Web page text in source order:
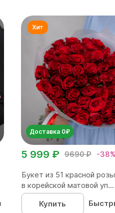
Доставка 0₽
9690 ₽ -38%
5 999 ₽
Букет из 51 красной
в корейской матовой уп...
Купить